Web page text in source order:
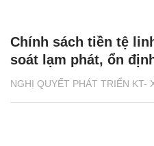
NGHỊ QUYẾT PHÁT TRIỂN KT-
Chính sách tiền tệ
soát lạm phát, ổn